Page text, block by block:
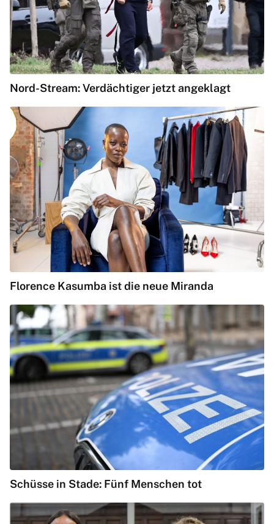
Nord-Stream: Verdächtiger jetzt angeklagt
Florence Kasumba ist die neue Miranda
Schüsse in Stade: Fünf Menschen tot